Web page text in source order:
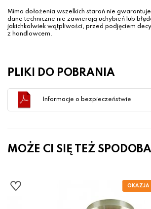
Mimo dołożenia wszelkich starań nie
dane techniczne nie zawierają uchybień lub
jakichkolwiek wątpliwości, przed podjęciem
z handlowcem.
PLIKI DO POBRANIA
Informacje o bezpieczeństwie
MOŻE CI SIĘ TEŻ